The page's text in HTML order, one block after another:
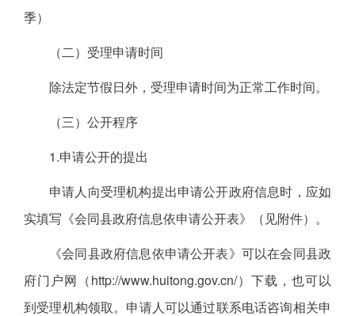
季）
（二）受理申请时间
除法定节假日外，受理申请时间为正常工作时间。
（三）公开程序
1.申请公开的提出
申请人向受理机构提出申请公开政府信息时，应如
实填写《会同县政府信息依申请公开表》（见附件）。
《会同县政府信息依申请公开表》可以在会同县政
府门户网（http://www.huitong.gov.cn/）下载，也可以
到受理机构领取。申请人可以通过联系电话咨询相关申